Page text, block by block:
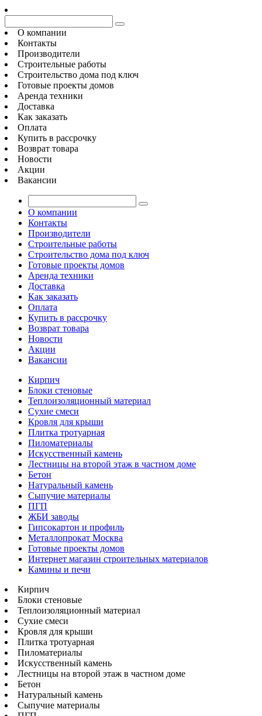
О компании
Контакты
Производители
Строительные работы
Строительство дома под ключ
Готовые проекты домов
Аренда техники
Доставка
Как заказать
Оплата
Купить в рассрочку
Возврат товара
Новости
Акции
Вакансии
О компании
Контакты
Производители
Строительные работы
Строительство дома под ключ
Готовые проекты домов
Аренда техники
Доставка
Как заказать
Оплата
Купить в рассрочку
Возврат товара
Новости
Акции
Вакансии
Кирпич
Блоки стеновые
Теплоизоляционный материал
Сухие смеси
Кровля для крыши
Плитка тротуарная
Пиломатериалы
Искусственный камень
Лестницы на второй этаж в частном доме
Бетон
Натуральный камень
Сыпучие материалы
ПГП
ЖБИ заводы
Гипсокартон и профиль
Металлопрокат Москва
Готовые проекты домов
Интернет магазин строительных материалов
Камины и печи
Кирпич
Блоки стеновые
Теплоизоляционный материал
Сухие смеси
Кровля для крыши
Плитка тротуарная
Пиломатериалы
Искусственный камень
Лестницы на второй этаж в частном доме
Бетон
Натуральный камень
Сыпучие материалы